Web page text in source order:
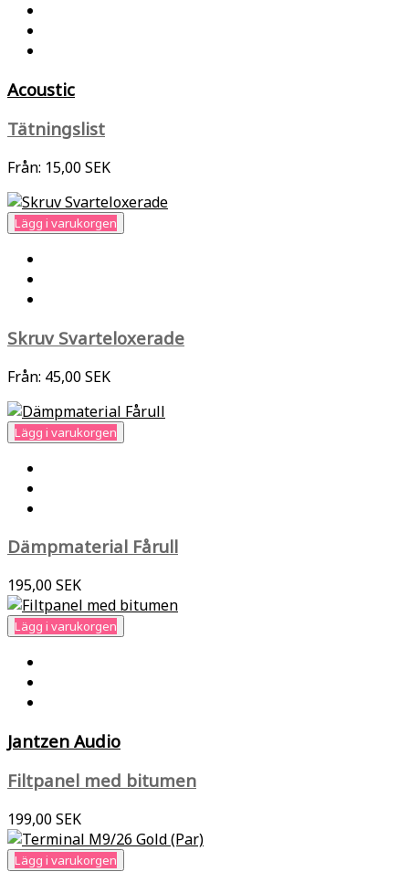
Acoustic
Tätningslist
Från: 15,00 SEK
Lägg i varukorgen
Skruv Svarteloxerade
Från: 45,00 SEK
Lägg i varukorgen
Dämpmaterial Fårull
195,00 SEK
Lägg i varukorgen
Jantzen Audio
Filtpanel med bitumen
199,00 SEK
Lägg i varukorgen